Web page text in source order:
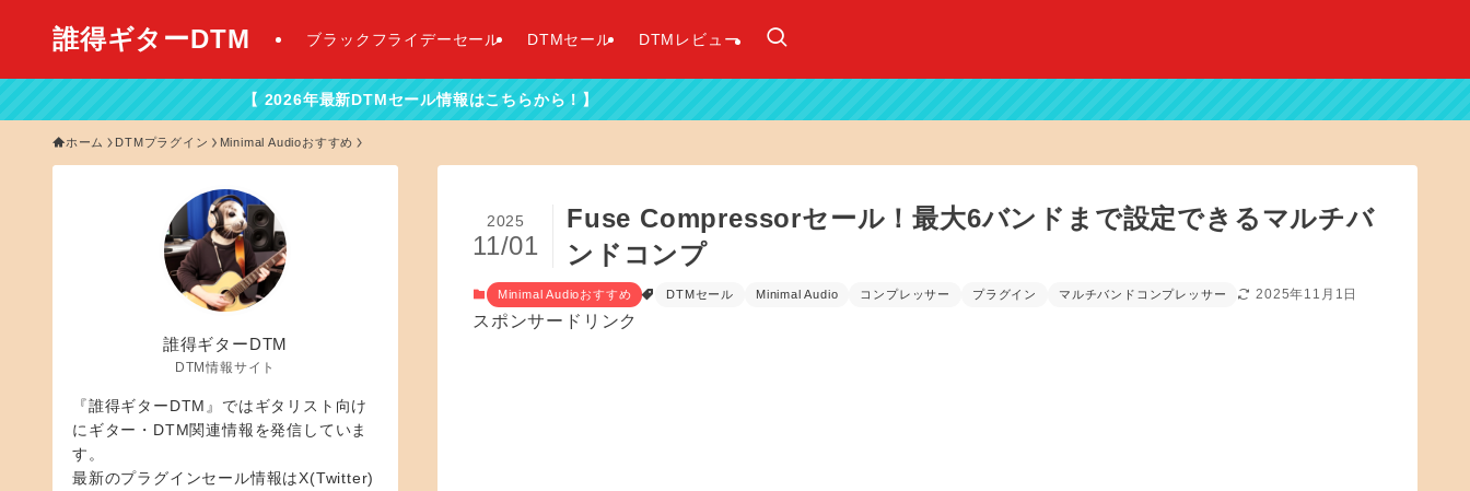
誰得ギターDTM ブラックフライデーセール DTMセール DTMレビュー
【 2026年最新DTMセール情報はこちらから！】
ホーム DTMプラグイン Minimal Audioおすすめ
Fuse Compressorセール！最大6バンドまで設定できるマルチバ
ンドコンプ
2025
11/01
Minimal Audioおすすめ DTMセール Minimal Audio コンプレッサー プラグイン マルチバンドコンプレッサー 2025年11月1日
スポンサードリンク
誰得ギターDTM
DTM情報サイト
『誰得ギターDTM』ではギタリスト向け
にギター・DTM関連情報を発信していま
す。
最新のプラグインセール情報はX(Twitter)